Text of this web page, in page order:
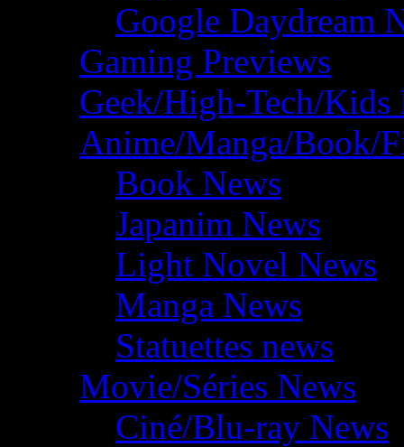
Google Daydream
Gaming Previews
Geek/High-Tech/Kids
Anime/Manga/Book/
Book News
Japanim News
Light Novel News
Manga News
Statuettes news
Movie/Séries News
Ciné/Blu-ray News